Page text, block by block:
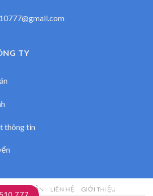
TY
thông tin
GÓC TƯ VẤN LIÊN HỆ GIỚI THIỆU